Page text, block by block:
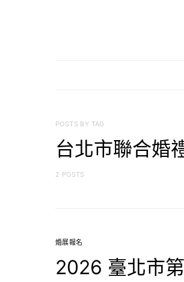
POSTS BY TAG
台北市聯合婚
2 POSTS
婚展報名
2026 臺北市